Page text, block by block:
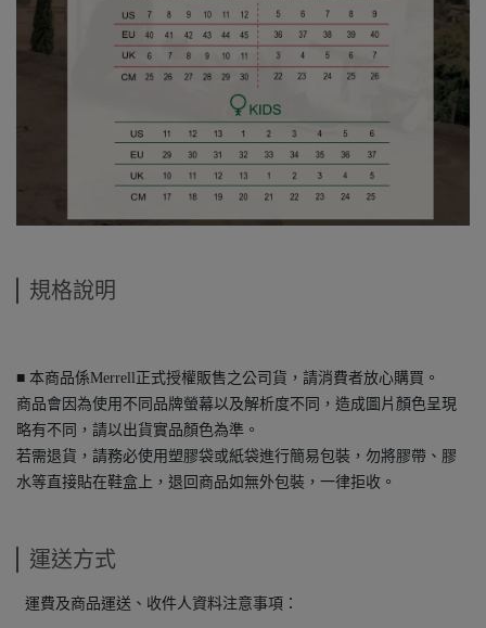
規格說明
■ 本商品係Merrell正式授權販售之公司貨，請消費者放心購買。
商品會因為使用不同品牌螢幕以及解析度不同，造成圖片顏色呈現
略有不同，請以出貨實品顏色為準。
若需退貨，請務必使用塑膠袋或紙袋進行簡易包裝，勿將膠帶、膠
水等直接貼在鞋盒上，退回商品如無外包裝，一律拒收。
運送方式
運費及商品運送、收件人資料注意事項：